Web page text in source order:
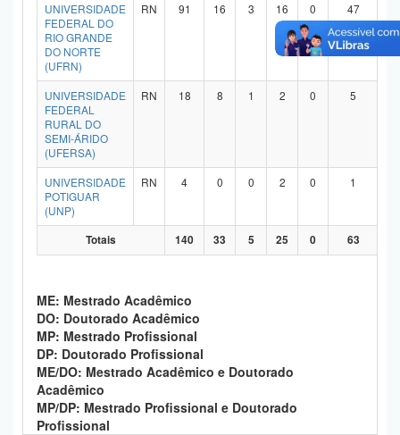
UNIVERSIDADE
FEDERAL DO
RIO GRANDE
DO NORTE
(UFRN)
RN 91 16 3 16 0 47
UNIVERSIDADE
FEDERAL
RURAL DO
SEMI-ÁRIDO
(UFERSA)
RN 18 8 1 2 0 5
UNIVERSIDADE
POTIGUAR
(UNP)
RN 4 0 0 2 0 1
Totais 140 33 5 25 0 63
ME: Mestrado Acadêmico
DO: Doutorado Acadêmico
MP: Mestrado Profissional
DP: Doutorado Profissional
ME/DO: Mestrado Acadêmico e Doutorado
Acadêmico
MP/DP: Mestrado Profissional e Doutorado
Profissional